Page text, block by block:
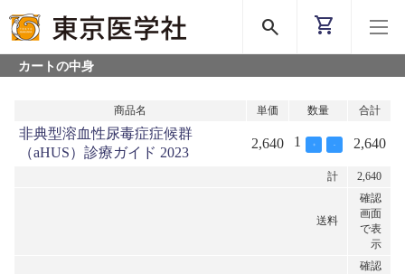
search shopping_cart
カートの中身
商品名 単価 数量 合計
非典型溶血性尿毒症症候群
（aHUS）診療ガイド 2023
2,640 1 + - 2,640
計 2,640
送料
確認
画面
で表
示
確認